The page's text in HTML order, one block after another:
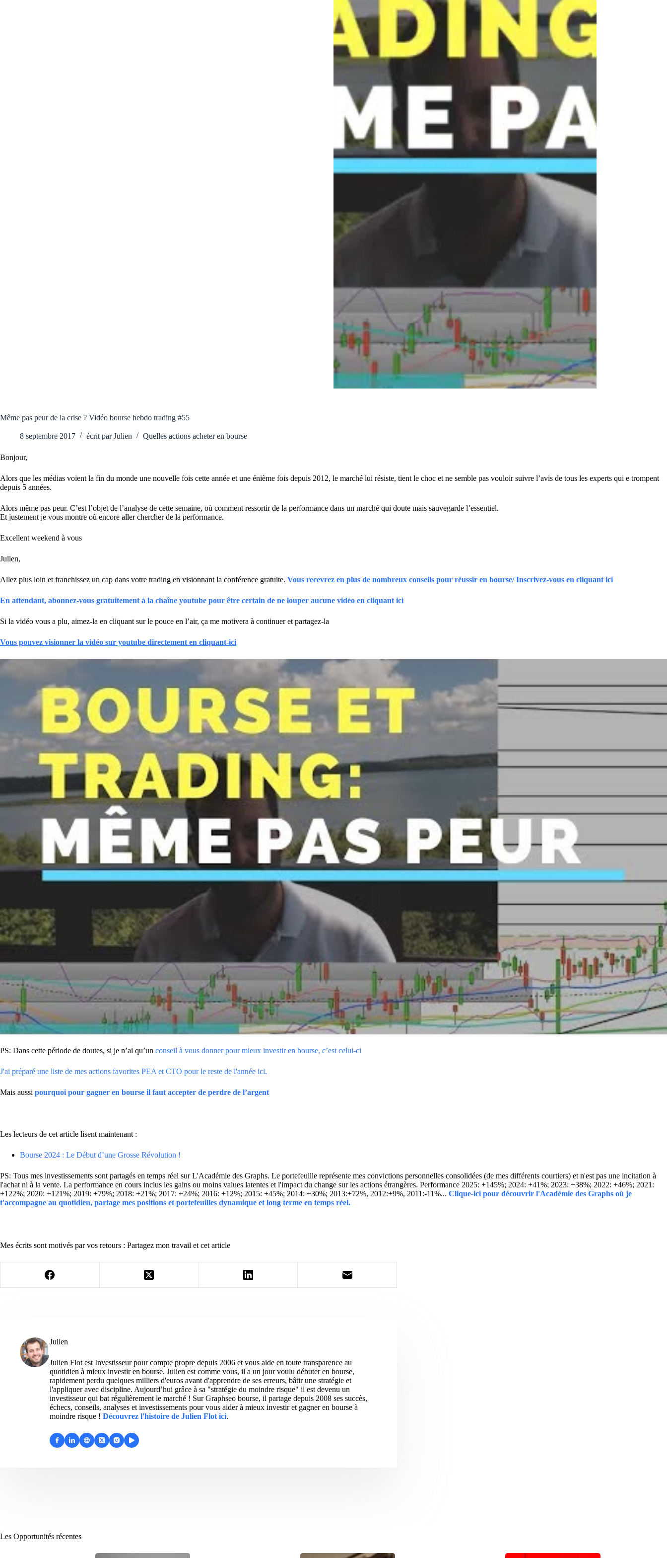
Même pas peur de la crise ? Vidéo bourse hebdo trading #55
8 septembre 2017 écrit par Julien Quelles actions acheter en bourse
Bonjour,
Alors que les médias voient la fin du monde une nouvelle fois cette année et une énième fois depuis 2012, le marché lui résiste, tient le choc et ne semble pas vouloir suivre l’avis de tous les experts qui e trompent
depuis 5 années.
Alors même pas peur. C’est l’objet de l’analyse de cette semaine, où comment ressortir de la performance dans un marché qui doute mais sauvegarde l’essentiel.
Et justement je vous montre où encore aller chercher de la performance.
Excellent weekend à vous
Julien,
Allez plus loin et franchissez un cap dans votre trading en visionnant la conférence gratuite. Vous recevrez en plus de nombreux conseils pour réussir en bourse/ Inscrivez-vous en cliquant ici
En attendant, abonnez-vous gratuitement à la chaîne youtube pour être certain de ne louper aucune vidéo en cliquant ici
Si la vidéo vous a plu, aimez-la en cliquant sur le pouce en l’air, ça me motivera à continuer et partagez-la
Vous pouvez visionner la vidéo sur youtube directement en cliquant-ici
PS: Dans cette période de doutes, si je n’ai qu’un conseil à vous donner pour mieux investir en bourse, c’est celui-ci
J'ai préparé une liste de mes actions favorites PEA et CTO pour le reste de l'année ici.
Mais aussi pourquoi pour gagner en bourse il faut accepter de perdre de l’argent
Les lecteurs de cet article lisent maintenant :
Bourse 2024 : Le Début d’une Grosse Révolution !
PS: Tous mes investissements sont partagés en temps réel sur L'Académie des Graphs. Le portefeuille représente mes convictions personnelles consolidées (de mes différents courtiers) et n'est pas une incitation à
l'achat ni à la vente. La performance en cours inclus les gains ou moins values latentes et l'impact du change sur les actions étrangères. Performance 2025: +145%; 2024: +41%; 2023: +38%; 2022: +46%; 2021:
+122%; 2020: +121%; 2019: +79%; 2018: +21%; 2017: +24%; 2016: +12%; 2015: +45%; 2014: +30%; 2013:+72%, 2012:+9%, 2011:-11%... Clique-ici pour découvrir l'Académie des Graphs où je
t'accompagne au quotidien, partage mes positions et portefeuilles dynamique et long terme en temps réel.
Mes écrits sont motivés par vos retours : Partagez mon travail et cet article
Julien
Julien Flot est Investisseur pour compte propre depuis 2006 et vous aide en toute transparence au
quotidien à mieux investir en bourse. Julien est comme vous, il a un jour voulu débuter en bourse,
rapidement perdu quelques milliers d'euros avant d'apprendre de ses erreurs, bâtir une stratégie et
l'appliquer avec discipline. Aujourd’hui grâce à sa "stratégie du moindre risque" il est devenu un
investisseur qui bat régulièrement le marché ! Sur Graphseo bourse, il partage depuis 2008 ses succès,
échecs, conseils, analyses et investissements pour vous aider à mieux investir et gagner en bourse à
moindre risque ! Découvrez l'histoire de Julien Flot ici.
Les Opportunités récentes